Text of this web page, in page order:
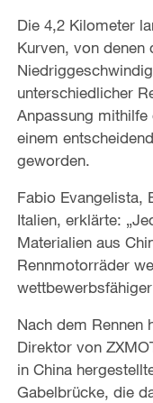
Die 4,2 Kilometer
Kurven, von denen
unterschiedlicher
Anpassung mithilfe
einem
geworden.
Fabio Evangelista,
Italien, erklärte:
Materialien aus
Rennmotorräder
Nach dem Rennen
Direktor von
in China
Gabelbrücke, die